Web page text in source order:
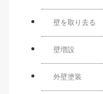
壁を取り去る
壁増設
外壁塗装